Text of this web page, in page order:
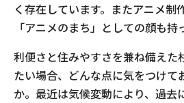
く存在しています。またアニメ制
「アニメのまち」としての顔も持
利便さと住みやすさを兼ね備えた
たい場合、どんな点に気をつけて
か。最近は気候変動により、過去